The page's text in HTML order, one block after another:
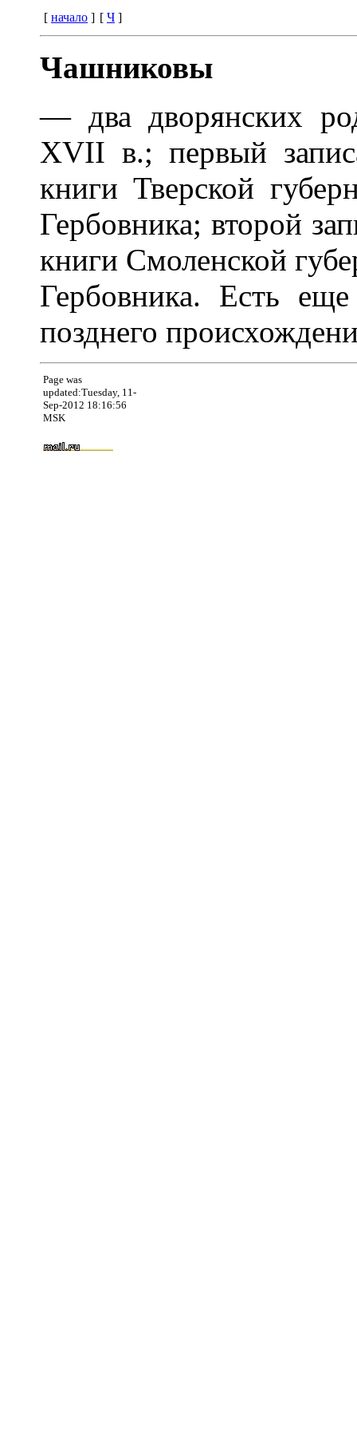
[ начало ] [ Ч ]
Чашниковы
— два дворянских
XVII в.; первый
книги Тверской
Гербовника; второй
книги Смоленской
Гербовника. Есть
позднего
Page was
updated:Tuesday, 11-
Sep-2012 18:16:56
MSK